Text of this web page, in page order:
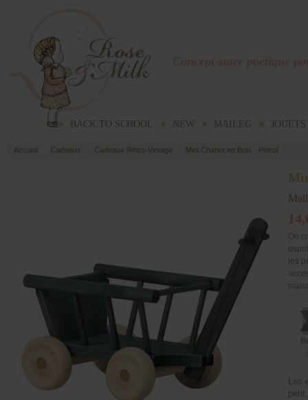
Concept-store poétique
BACK TO SCHOOL NEW MAILEG JOUETS
Accueil Cadeaux Cadeaux Rétro-Vintage Mini Chariot en Bois - Pétrol
On
les
Les
petit